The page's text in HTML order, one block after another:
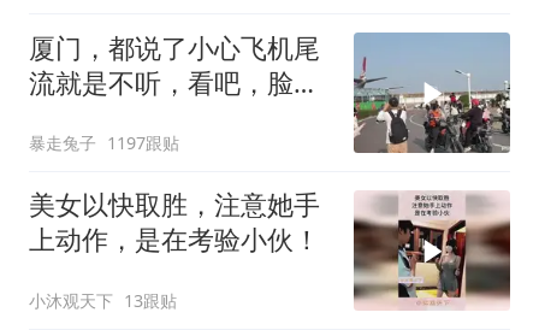
厦门，都说了小心飞机尾
流就是不听，看吧，脸都
暴走兔子 1197跟贴
美女以快取胜，注意她手
上动作，是在考验小伙！
小沐观天下 13跟贴